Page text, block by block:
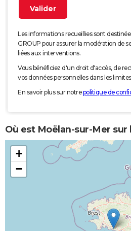
Les informations recueillies sont
GROUP pour assurer la modération de
liées aux interventions.
Vous bénéficiez d'un droit d'accès, de
vos données personnelles dans les
En savoir plus sur notrepolitique de
Où est Moëlan-sur-Mer sur
+
−